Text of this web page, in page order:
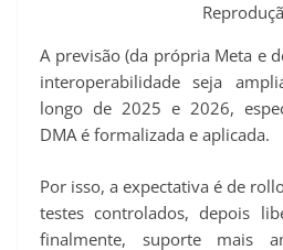
A previsão (da própria Meta e
interoperabilidade seja
longo de 2025 e 2026,
DMA é formalizada e aplicada.
Por isso, a expectativa é de
testes controlados, depois
finalmente, suporte mais